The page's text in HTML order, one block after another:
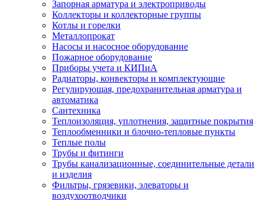
Запорная арматура и электроприводы
Коллекторы и коллекторные группы
Котлы и горелки
Металлопрокат
Насосы и насосное оборудование
Пожарное оборудование
Приборы учета и КИПиА
Радиаторы, конвекторы и комплектующие
Регулирующая, предохранительная арматура и
автоматика
Сантехника
Теплоизоляция, уплотнения, защитные покрытия
Теплообменники и блочно-тепловые пункты
Теплые полы
Трубы и фитинги
Трубы канализационные, соединительные детали
и изделия
Фильтры, грязевики, элеваторы и
воздухоотводчики